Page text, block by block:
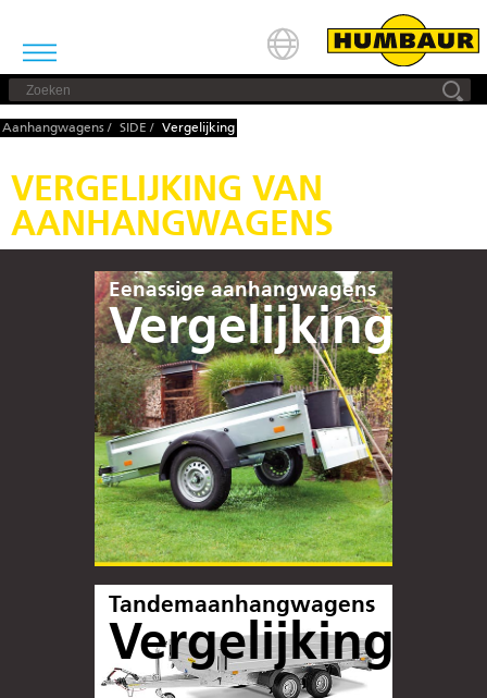
Aanhangwagens / SIDE / Vergelijking
VERGELIJKING VAN
AANHANGWAGENS
Eenassige aanhangwagens
Vergelijking
Tandemaanhangwagens
Vergelijking